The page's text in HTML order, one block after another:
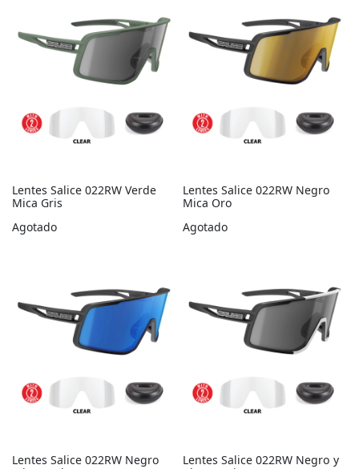
Lentes Salice 022RW Verde
Mica Gris
Agotado
Lentes Salice 022RW Negro
Mica Oro
Agotado
Lentes Salice 022RW Negro
Lentes Salice 022RW Negro y